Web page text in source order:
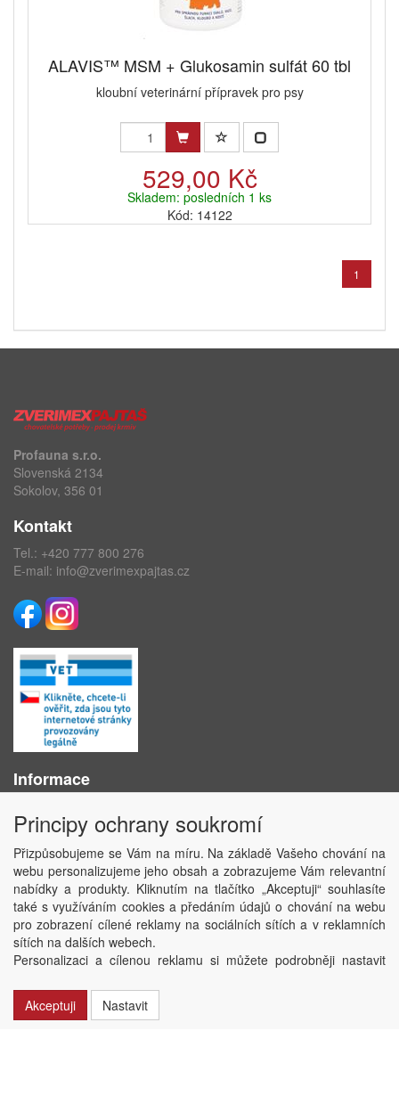
ALAVIS™ MSM + Glukosamin sulfát 60 tbl
kloubní veterinární přípravek pro psy
529,00 Kč
Skladem: posledních 1 ks
Kód: 14122
1
Profauna s.r.o.
Slovenská 2134
Sokolov, 356 01
Kontakt
Tel.: +420 777 800 276
E-mail: info@zverimexpajtas.cz
Informace
Obchodní podmínky
Ochrana osobních údajů
Kontakt
Losování účtenek
Aktuality
Nastavení soukromí
Copyright © ABRA Software a.s. 2020
Principy ochrany soukromí
Přizpůsobujeme se Vám na míru. Na základě Vašeho chování na
webu personalizujeme jeho obsah a zobrazujeme Vám relevantní
nabídky a produkty. Kliknutím na tlačítko „Akceptuji“ souhlasíte
také s využíváním cookies a předáním údajů o chování na webu
pro zobrazení cílené reklamy na sociálních sítích a v reklamních
sítích na dalších webech.
Personalizaci a cílenou reklamu si můžete podrobněji nastavit
Akceptuji
Nastavit